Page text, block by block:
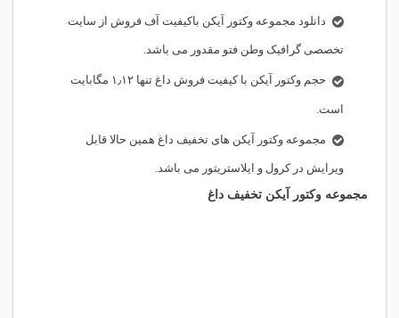
دانلود مجموعه وکتور آیکن باکیفیت آف فروش از سایت
تخصصی گرافیک وطن فتو مقدور می باشد.
حجم وکتور آیکن با کیفیت فروش داغ تنها ۱٫۱۲ مگابایت
است.
مجموعه وکتور آیکن های تخفیف داغ همین حالا قابل
ویرایش در کرول و ایلاستریتور می باشد.
مجموعه وکتور آیکن تخفیف داغ